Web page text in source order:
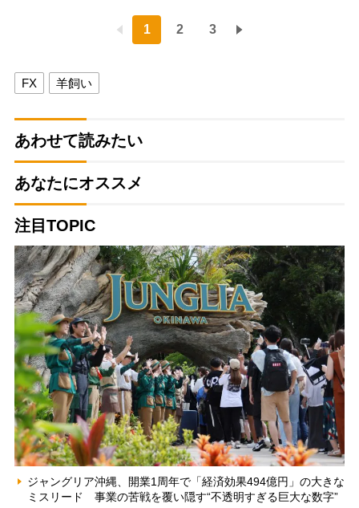
1 2 3
FX 羊飼い
あわせて読みたい
あなたにオススメ
注目TOPIC
ジャングリア沖縄、開業1周年で「経済効果494億円」の大きな
ミスリード 事業の苦戦を覆い隠す“不透明すぎる巨大な数字”